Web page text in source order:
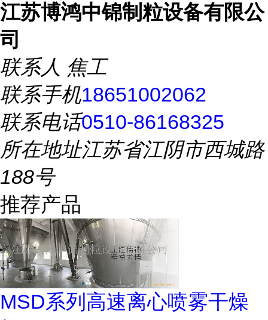
江苏博鸿中锦制粒设备有限公
司
联系人 焦工
联系手机18651002062
联系电话0510-86168325
所在地址江苏省江阴市西城路
188号
推荐产品
MSD系列高速离心喷雾干燥